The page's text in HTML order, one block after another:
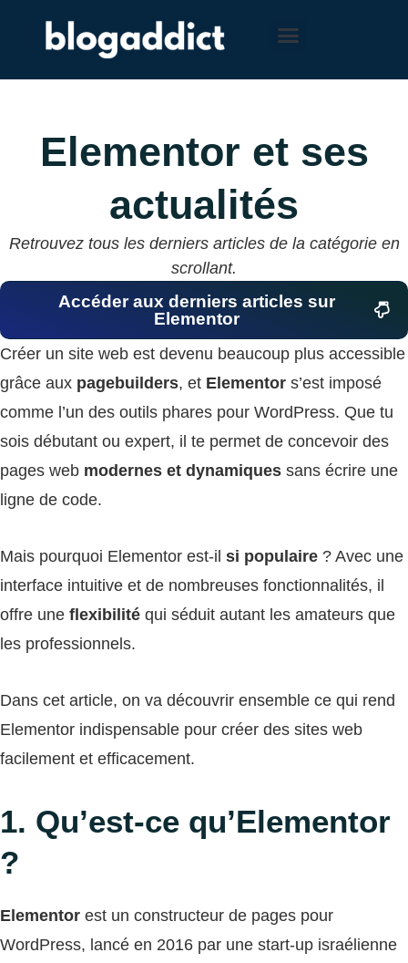
Elementor et ses
actualités
Retrouvez tous les derniers articles de la catégorie en
scrollant.
Accéder aux derniers articles sur
Elementor
Créer un site web est devenu beaucoup plus accessible
grâce aux pagebuilders, et Elementor s’est imposé
comme l’un des outils phares pour WordPress. Que tu
sois débutant ou expert, il te permet de concevoir des
pages web modernes et dynamiques sans écrire une
ligne de code.
Mais pourquoi Elementor est-il si populaire ? Avec une
interface intuitive et de nombreuses fonctionnalités, il
offre une flexibilité qui séduit autant les amateurs que
les professionnels.
Dans cet article, on va découvrir ensemble ce qui rend
Elementor indispensable pour créer des sites web
facilement et efficacement.
1. Qu’est-ce qu’Elementor
?
Elementor est un constructeur de pages pour
WordPress, lancé en 2016 par une start-up israélienne